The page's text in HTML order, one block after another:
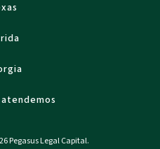
Pegasus Legal Capital.